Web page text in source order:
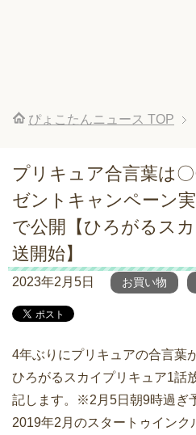
ぴょこたんニュース TOP
プリキュア合言葉は
ゼントキャンペーン
で公開【ひろがるス
送開始】
2023年2月5日 お買い物
4年ぶりにプリキュアの合言葉
ひろがるスカイプリキュア1話
記します。※2月5日朝9時過ぎ
2019年2月のスタートゥインク